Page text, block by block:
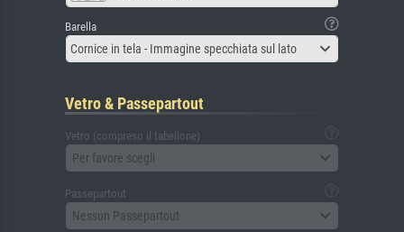
Barella
Cornice in tela - Immagine specchiata sul lato
Vetro & Passepartout
Vetro (compreso il tabellone)
Per favore scegli
Passepartout
Nessun Passepartout